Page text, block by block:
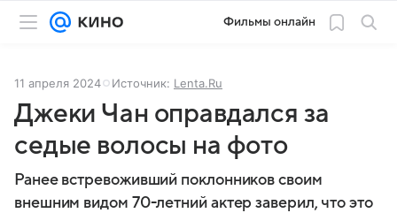
Фильмы онлайн
11 апреля 2024 Источник: Lenta.Ru
Джеки Чан оправдался за
седые волосы на фото
Ранее встревоживший поклонников своим
внешним видом 70-летний актер заверил, что это